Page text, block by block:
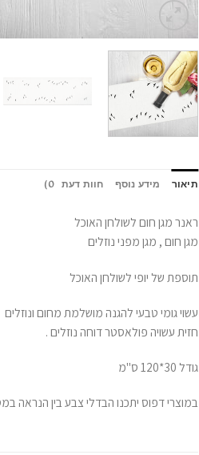
תיאור מידע נוסף חוות דעת (0)
ראנר מגן חום לשולחן האוכל
מגן חום , מגן מפני נוזלים
תוספת של יופי לשולחן האוכל
עשוי גומי טבעי להגנה מושלמת מחום ונוזלים
חזית עשויה פולאסטר דוחה נוזלים .
גודל 30*120 ס"מ
במוצרי דפוס יתכנו הבדלי צבע בין הנראה